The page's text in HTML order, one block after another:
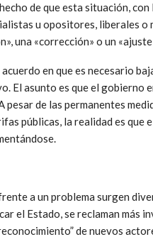
de que esta situación,
u opositores, liberales o
una «corrección» o un
en que es necesario
El asunto es que el gobierno
pesar de las permanentes
públicas, la realidad es que
a un problema surgen
el Estado, se reclaman más
de nuevos